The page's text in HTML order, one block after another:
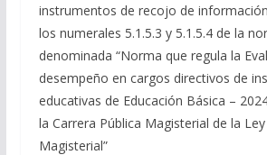
instrumentos de recojo de
los numerales 5.1.5.3 y 5.1.5.4 de la
denominada “Norma que regula la
desempeño en cargos directivos de
educativas de Educación Básica –
la Carrera Pública Magisterial de la
Magisterial”